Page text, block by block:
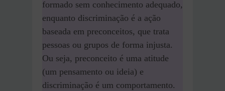
formado sem conhecimento adequado,
enquanto discriminação é a ação
baseada em preconceitos, que trata
pessoas ou grupos de forma injusta.
Ou seja, preconceito é uma atitude
(um pensamento ou ideia) e
discriminação é um comportamento.